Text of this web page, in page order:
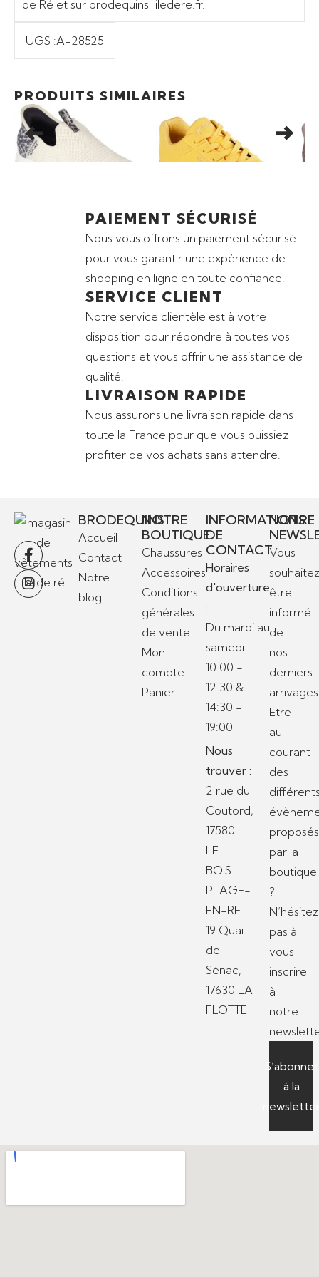
de Ré et sur brodequins-iledere.fr.
UGS :A-28525
PRODUITS SIMILAIRES
Ajouter au panier
47,50 €
Promo
BASKETS SKECHERS
ULTRA FLEX 3.0
BASKETS FEMME
SKECHERS UNO – STAND
ON AIR
PAIEMENT SÉCURISÉ
Nous vous offrons un paiement sécurisé
pour vous garantir une expérience de
shopping en ligne en toute confiance.
SERVICE CLIENT
Notre service clientèle est à votre
disposition pour répondre à toutes vos
questions et vous offrir une assistance de
qualité.
LIVRAISON RAPIDE
Nous assurons une livraison rapide dans
toute la France pour que vous puissiez
profiter de vos achats sans attendre.
BRODEQUINS
Accueil
Contact
Notre
blog
NOTRE
BOUTIQUE
Chaussures
Accessoires
Conditions
générales
de vente
Mon
compte
Panier
INFORMATIONS
DE
CONTACT
Horaires
d'ouverture
:
Du mardi au
samedi :
10:00 -
12:30 &
14:30 -
19:00
Nous
trouver :
2 rue du
Coutord,
17580
LE-
BOIS-
PLAGE-
EN-RE
19 Quai
de
Sénac,
17630 LA
FLOTTE
NOTRE
Vous
être
informé
de
nos
derniers
Etre
au
courant
des
proposés
par la
boutique
?
N’hésitez
pas à
vous
inscrire
à
notre
S’abonner
à la